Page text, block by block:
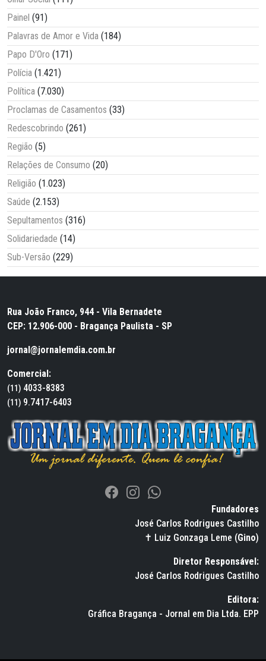
Painel (91)
Palavras de Amor e Vida (184)
Papo D'Oro (171)
Polícia (1.421)
Política (7.030)
Proclamas de Casamentos (33)
Redescobrindo (261)
Região (5)
Relações de Consumo (20)
Religião (1.023)
Saúde (2.153)
Sepultamentos (316)
Solidariedade (14)
Sub-Versão (229)
Rua João Franco, 944 - Vila Bernadete
CEP: 12.906-000 - Bragança Paulista - SP
jornal@jornalemdia.com.br
Comercial:
(11) 4033-8383
(11) 9.7417-6403
Fundadores
José Carlos Rodrigues Castilho
✝ Luiz Gonzaga Leme (Gino)
Diretor Responsável:
José Carlos Rodrigues Castilho
Editora:
Gráfica Bragança - Jornal em Dia Ltda. EPP